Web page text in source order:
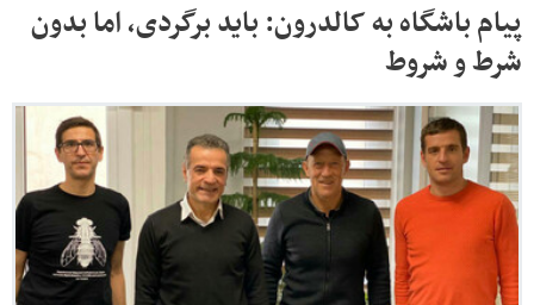
پیام باشگاه به کالدرون: باید برگردی، اما بدون
شرط و شروط